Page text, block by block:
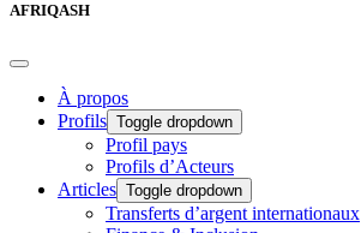
AFRIQASH
À propos
Profils Toggle dropdown
Profil pays
Profils d’Acteurs
Articles Toggle dropdown
Transferts d’argent internationaux